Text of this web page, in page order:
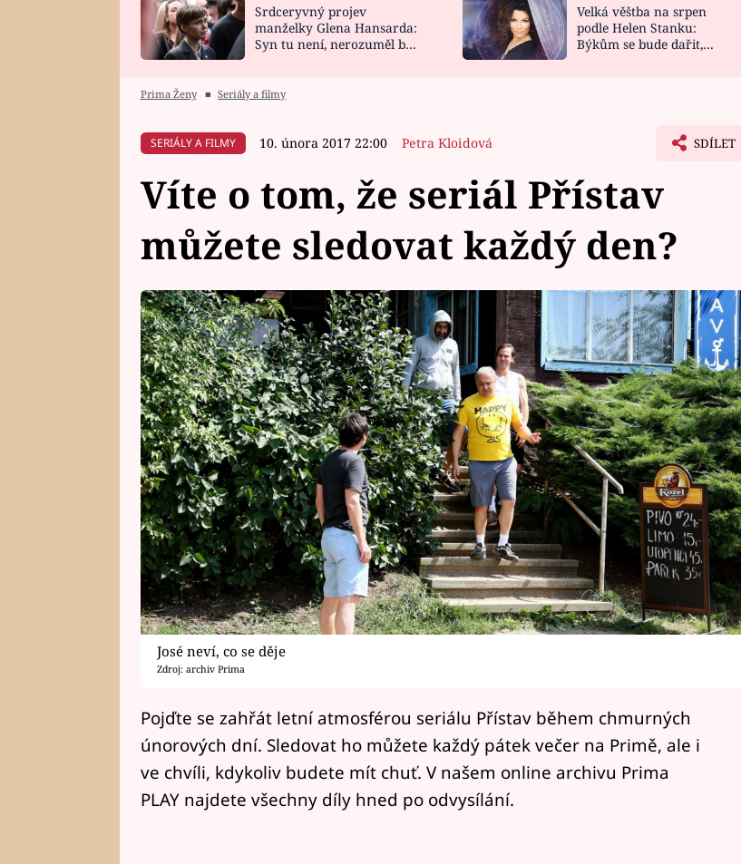
HOROSKOP NA
CELEBRITY
VAŘENÍ
NOVINKY
VIDEORECEPTY
Srdceryvný projev
manželky Glena Hansarda:
Syn tu není, nerozuměl by
Velká věštba na srpen
podle Helen Stanku:
Býkům se bude dařit,
Prima Ženy ■ Seriály a filmy
SERIÁLY A FILMY 10. února 2017 22:00 Petra Kloidová SDÍLET
Víte o tom, že seriál Přístav
můžete sledovat každý den?
José neví, co se děje
Zdroj: archiv Prima
Pojďte se zahřát letní atmosférou seriálu Přístav během chmurných
únorových dní. Sledovat ho můžete každý pátek večer na Primě, ale i
ve chvíli, kdykoliv budete mít chuť. V našem online archivu Prima
PLAY najdete všechny díly hned po odvysílání.